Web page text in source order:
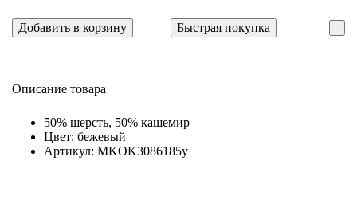
Добавить в корзину Быстрая покупка
Описание товара
50% шерсть, 50% кашемир
Цвет: бежевый
Артикул: MKOK3086185y